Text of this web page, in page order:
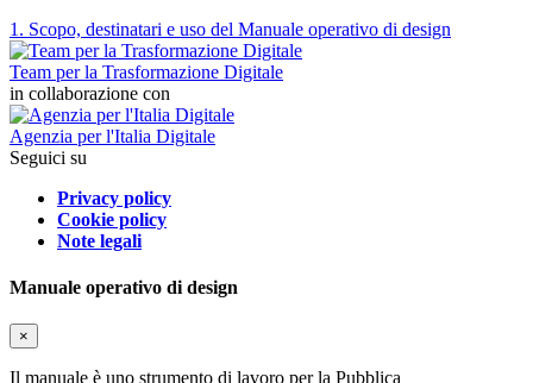
1. Scopo, destinatari e uso del Manuale operativo di design
Team per la Trasformazione Digitale
in collaborazione con
Agenzia per l'Italia Digitale
Seguici su
Privacy policy
Cookie policy
Note legali
Manuale operativo di design
×
Il manuale è uno strumento di lavoro per la Pubblica